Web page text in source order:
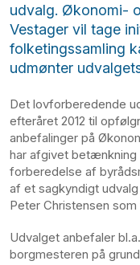
udvalg. Økonomi-
Vestager vil tage
folketingssamling
udmønter
Det lovforberedende
efteråret 2012 til
anbefalinger på
har afgivet
forberedelse af
af et sagkyndigt
Peter Christensen
Udvalget anbefaler
borgmesteren på